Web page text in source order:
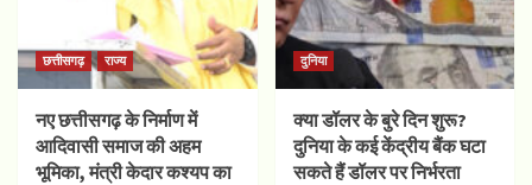
छत्तीसगढ़ राज्य
नए छत्तीसगढ़ के निर्माण में
आदिवासी समाज की अहम
भूमिका, मंत्री केदार कश्यप का
दुनिया
क्या डॉलर के बुरे दिन शुरू?
दुनिया के कई केंद्रीय बैंक घटा
सकते हैं डॉलर पर निर्भरता